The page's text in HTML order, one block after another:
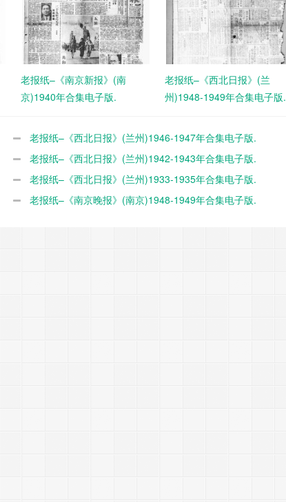
老报纸–《南京新报》(南
京)1940年合集电子版.
老报纸–《西北日报》(兰
州)1948-1949年合集电子版.
老报纸–《西北日报》(兰州)1946-1947年合集电子版.
老报纸–《西北日报》(兰州)1942-1943年合集电子版.
老报纸–《西北日报》(兰州)1933-1935年合集电子版.
老报纸–《南京晚报》(南京)1948-1949年合集电子版.